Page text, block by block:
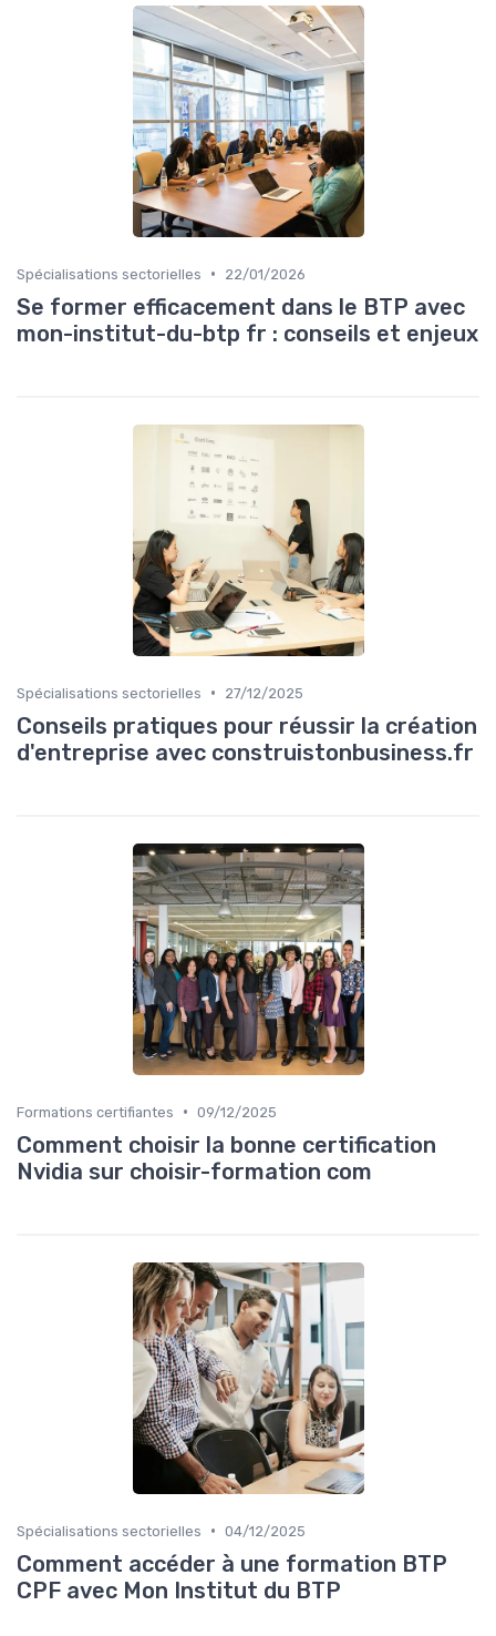
Spécialisations sectorielles • 22/01/2026
Se former efficacement dans le BTP avec
mon-institut-du-btp fr : conseils et enjeux
Spécialisations sectorielles • 27/12/2025
Conseils pratiques pour réussir la création
d'entreprise avec construistonbusiness.fr
Formations certifiantes • 09/12/2025
Comment choisir la bonne certification
Nvidia sur choisir-formation com
Spécialisations sectorielles • 04/12/2025
Comment accéder à une formation BTP
CPF avec Mon Institut du BTP